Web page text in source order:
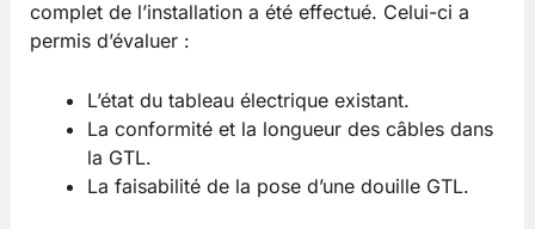
complet de l’installation a été effectué. Celui-ci a
permis d’évaluer :
L’état du tableau électrique existant.
La conformité et la longueur des câbles dans
la GTL.
La faisabilité de la pose d’une douille GTL.